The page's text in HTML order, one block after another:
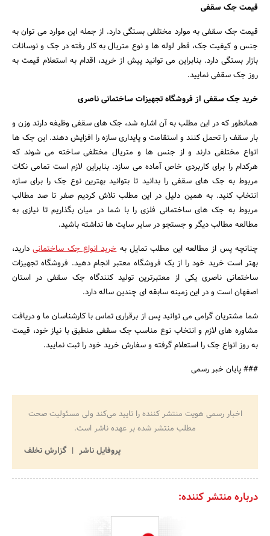
قیمت جک سقفی
قیمت جک سقفی به موارد مختلفی بستگی دارد. از جمله این موارد می توان به
جنس و کیفیت جک، قطر لوله ها و نوع متریال به کار رفته در جک و نوسانات
بازار بستگی دارد. بنابراین می توانید پیش از خرید، اقدام به استعلام قیمت به
روز جک سقفی نمایید.
خرید جک سقفی از فروشگاه تجهیزات ساختمانی ناصری
همانطور که در این مطلب به آن اشاره شد، جک های سقفی وظیفه دارند وزن و
بار سقف را تحمل کنند و استقامت و پایداری سازه را افزایش دهند. این جک ها
انواع مختلفی دارند و از جنس ها و متریال مختلفی ساخته می شوند که
هرکدام را برای کاربردی خاص آماده می سازد. بنابراین لازم است تمامی نکات
مربوط به جک های سقفی را بدانید تا بتوانید بهترین نوع جک را برای سازه
انتخاب کنید. به همین دلیل در این مطلب تلاش کردیم صفر تا صد مطالب
مربوط به جک های ساختمانی فلزی را با شما در میان بگذاریم تا نیازی به
مطالعه مطالب دیگر و جستجو در سایر سایت ها نداشته باشید.
چنانچه پس از مطالعه این مطلب تمایل بهخرید انواع جک ساختمانیدارید،
بهتر است خرید خود را از یک فروشگاه معتبر انجام دهید. فروشگاه تجهیزات
ساختمانی ناصری یکی از معتبرترین تولید کنندگاه جک سقفی در استان
اصفهان است و در این زمینه سابقه ای چندین ساله دارد.
شما مشتریان گرامی می توانید پس از برقراری تماس با کارشناسان ما و دریافت
مشاوره های لازم و انتخاب نوع مناسب جک سقفی منطبق با نیاز خود، قیمت
به روز انواع جک را استعلام گرفته و سفارش خرید خود را ثبت نمایید.
### پایان خبر رسمی
اخبار رسمی هویت منتشر کننده را تایید می‌کند ولی مسئولیت صحت
مطلب منتشر شده بر عهده ناشر است.
پروفایل ناشر
گزارش تخلف
درباره منتشر کننده: